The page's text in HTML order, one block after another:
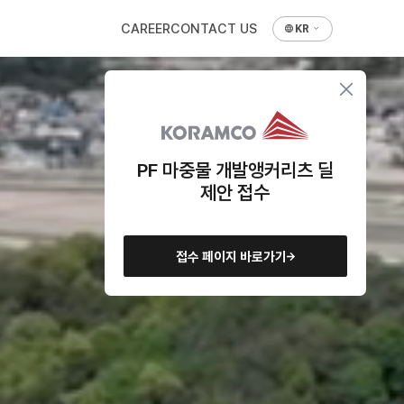
CAREERCONTACT US KR
PF 마중물 개발앵커리츠 딜
제안 접수
접수 페이지 바로가기